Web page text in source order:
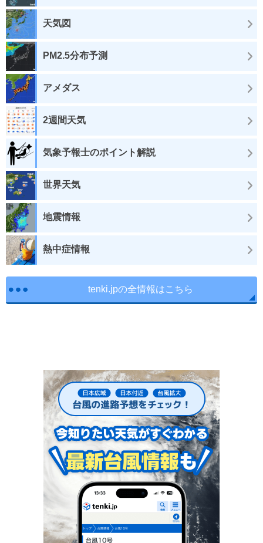
天気図
PM2.5分布予測
アメダス
2週間天気
気象予報士のポイント解説
世界天気
地震情報
熱中症情報
tenki.jpの全情報はこちら